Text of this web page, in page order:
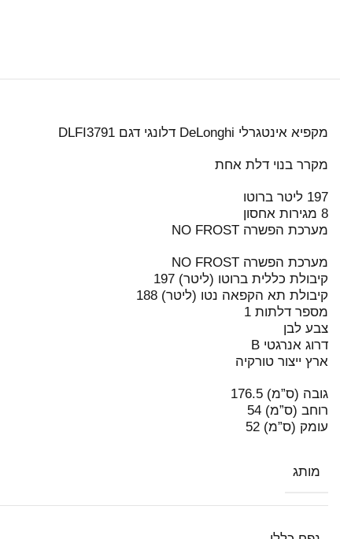
מקפיא אינטגרלי DeLonghi דלונגי דגם DLFI3791
מקרר בנוי דלת אחת
197 ליטר ברוטו
8 מגירות אחסון
מערכת הפשרה NO FROST
מערכת הפשרה NO FROST
קיבולת כללית ברוטו (ליטר) 197
קיבולת תא הקפאה נטו (ליטר) 188
מספר דלתות 1
צבע לבן
דרוג אנרגטי B
ארץ ייצור טורקיה
גובה (ס”מ) 176.5
רוחב (ס”מ) 54
עומק (ס”מ) 52
מותג